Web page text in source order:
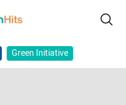
Green Initiative